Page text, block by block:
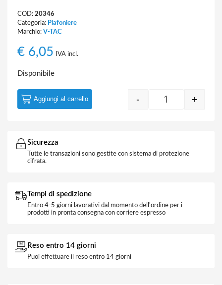
COD: 20346
Categoria: Plafoniere
Marchio: V-TAC
€ 6,05 IVA incl.
Disponibile
Plafoniera
- +
Aggiungi al carrello
Sicurezza
Tutte le transazioni sono gestite con sistema di protezione
cifrata.
Tempi di spedizione
Entro 4-5 giorni lavorativi dal momento dell'ordine per i
prodotti in pronta consegna con corriere espresso
Reso entro 14 giorni
Puoi effettuare il reso entro 14 giorni